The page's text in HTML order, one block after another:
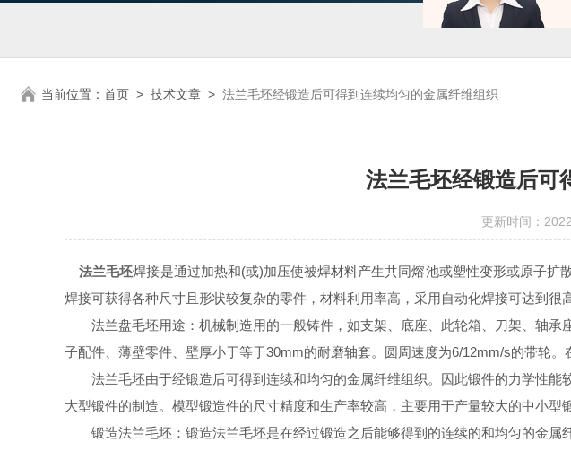
当前位置： 首页 > 技术文章 > 法兰毛坯经锻造后可得到连续均匀的金属纤维组织
法兰毛坯经锻造后可
更新时间：
法兰毛坯焊接是通过加热和(或)加压使被焊材料产生共同熔池或塑性变形或原子
焊接可获得各种尺寸且形状较复杂的零件，材料利用率高，采用自动化焊接可达到
法兰盘毛坯用途：机械制造用的一般铸件，如支架、底座、此轮箱、刀架、轴承
子配件、薄壁零件、壁厚小于等于30mm的耐磨轴套。圆周速度为6/12mm/s的带轮
法兰毛坯由于经锻造后可得到连续和均匀的金属纤维组织。因此锻件的力学性能
大型锻件的制造。模型锻造件的尺寸精度和生产率较高，主要用于产量较大的中小型
锻造法兰毛坯：锻造法兰毛坯是在经过锻造之后能够得到的连续的和均匀的金属